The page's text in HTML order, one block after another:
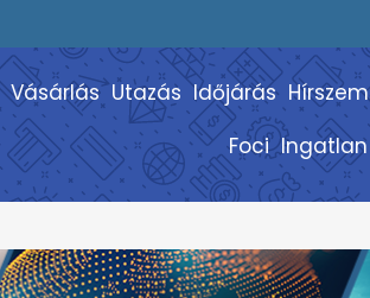
Vásárlás Utazás Időjárás Hírszem
Foci Ingatlan